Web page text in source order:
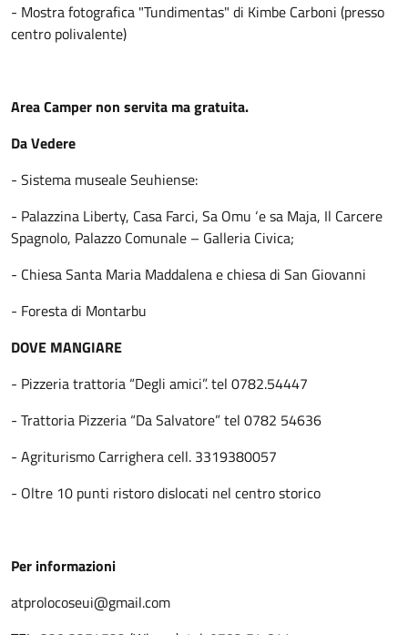
- Mostra fotografica "Tundimentas" di Kimbe Carboni (presso
centro polivalente)
Area Camper non servita ma gratuita.
Da Vedere
- Sistema museale Seuhiense:
- Palazzina Liberty, Casa Farci, Sa Omu ‘e sa Maja, Il Carcere
Spagnolo, Palazzo Comunale – Galleria Civica;
- Chiesa Santa Maria Maddalena e chiesa di San Giovanni
- Foresta di Montarbu
DOVE MANGIARE
- Pizzeria trattoria “Degli amici”. tel 0782.54447
- Trattoria Pizzeria “Da Salvatore” tel 0782 54636
- Agriturismo Carrighera cell. 3319380057
- Oltre 10 punti ristoro dislocati nel centro storico
Per informazioni
atprolocoseui@gmail.com